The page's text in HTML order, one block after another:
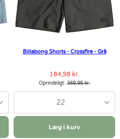
Billabong Shorts - Crossfire - Grå
184,98 kr.
Oprindeligt:369,95 kr.
22
Læg i kurv